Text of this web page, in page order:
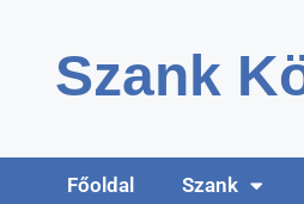
Szank
Főoldal Szank